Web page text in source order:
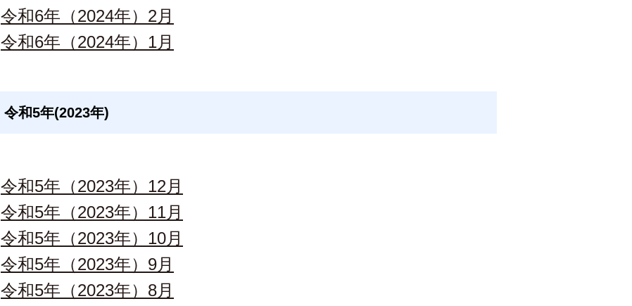
令和6年（2024年）2月
令和6年（2024年）1月
令和5年(2023年)
令和5年（2023年）12月
令和5年（2023年）11月
令和5年（2023年）10月
令和5年（2023年）9月
令和5年（2023年）8月